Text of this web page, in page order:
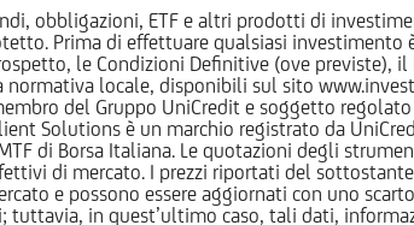
obbligazioni, ETF e altri prodotti di
Prima di effettuare qualsiasi
le Condizioni Definitive (ove previste),
locale, disponibili sul sito
del Gruppo UniCredit e soggetto
Solutions è un marchio registrato da
di Borsa Italiana. Le quotazioni degli
di mercato. I prezzi riportati del
e possono essere aggiornati con uno
in quest’ultimo caso, tali dati,